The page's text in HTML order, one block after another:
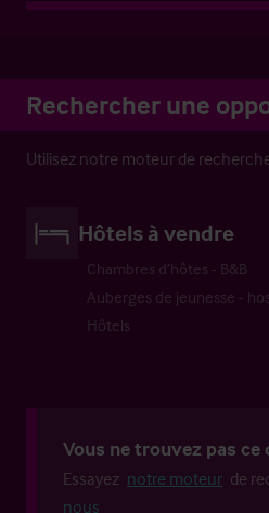
Rechercher une
Utilisez notre moteur de
Hôtels à vendre
Chambres d’hôtes - B&B
Auberges de jeunesse -
Hôtels
Vous ne trouvez pas ce
Essayez notre moteur de
nous